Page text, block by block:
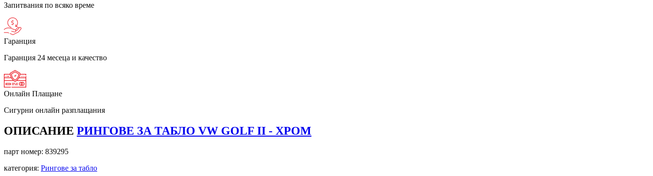
Запитвания по всяко време
Гаранция
Гаранция 24 месеца и качество
Онлайн Плащане
Сигурни онлайн разплащания
ОПИСАНИЕ РИНГОВЕ ЗА ТАБЛО VW GOLF II - ХРОМ
парт номер: 839295
категория: Рингове за табло